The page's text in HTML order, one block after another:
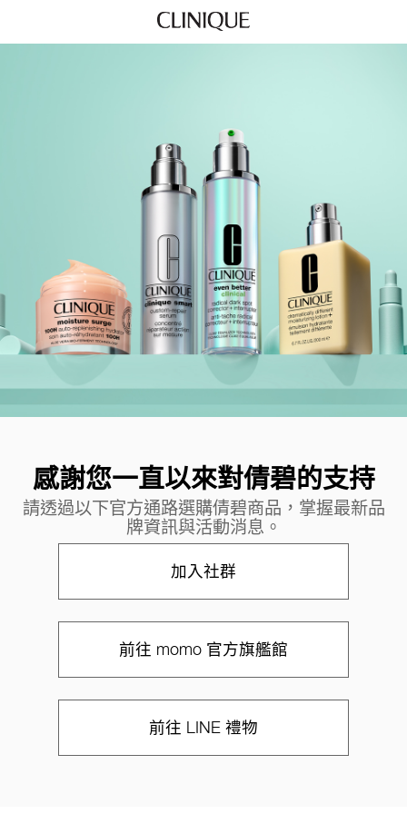
感謝您一直以來對倩碧的支持
請透過以下官方通路選購倩碧商品，掌握最新品
牌資訊與活動消息。
加入社群
前往 momo 官方旗艦館
前往 LINE 禮物